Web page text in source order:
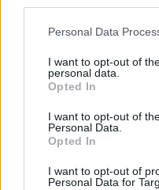
Please note that this
not limited to your visit or
grant or deny consent to
use your data for below
consent section.
Personal Data
I want to opt-out of
personal data.
Opted In
I want to opt-out of
Personal Data.
Opted In
I want to opt-out of
Personal Data for
Küldd el
magadról az
Jelentkezési
A válogatás időpontja:
A próbaidőszak 2014.
végéig tart, azt
Táncosválogatás
Várjuk technikailag